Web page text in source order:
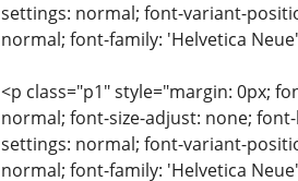
settings: normal; font-variant-
normal; font-family: 'Helvetica
<p class="p1" style="margin: 0px;
normal; font-size-adjust: none;
settings: normal; font-variant-
normal; font-family: 'Helvetica